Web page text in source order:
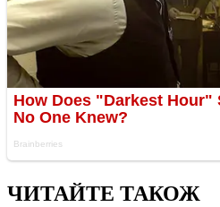
ЧИТАЙТЕ ТАКОЖ